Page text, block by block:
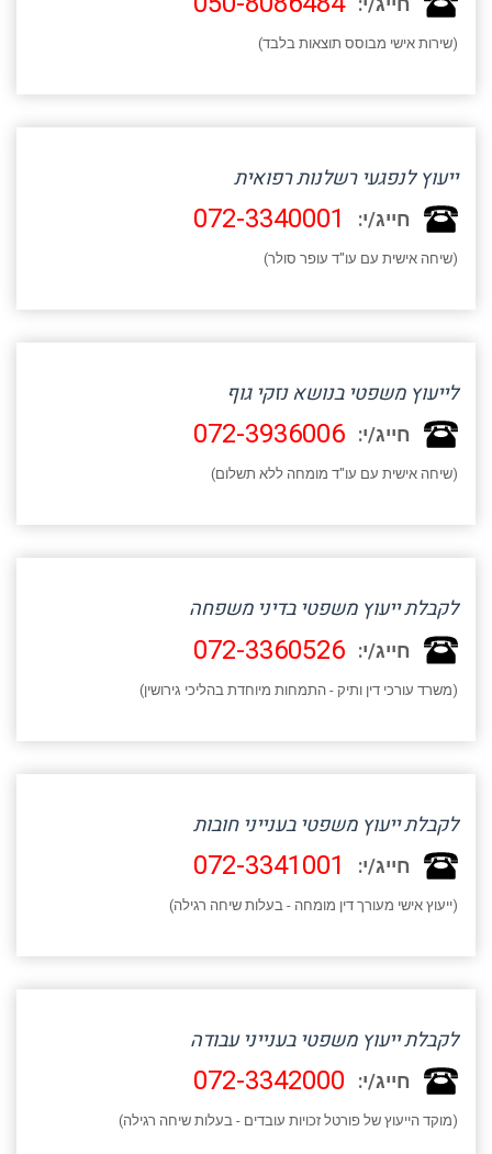
(שירות אישי מבוסס תוצאות בלבד)
ייעוץ לנפגעי רשלנות רפואית
חייג/י: 072-3340001
(שיחה אישית עם עו"ד עופר סולר)
לייעוץ משפטי בנושא נזקי גוף
חייג/י: 072-3936006
(שיחה אישית עם עו"ד מומחה ללא תשלום)
לקבלת ייעוץ משפטי בדיני משפחה
חייג/י: 072-3360526
(משרד עורכי דין ותיק - התמחות מיוחדת בהליכי גירושין)
לקבלת ייעוץ משפטי בענייני חובות
חייג/י: 072-3341001
(ייעוץ אישי מעורך דין מומחה - בעלות שיחה רגילה)
לקבלת ייעוץ משפטי בענייני עבודה
חייג/י: 072-3342000
(מוקד הייעוץ של פורטל זכויות עובדים - בעלות שיחה רגילה)